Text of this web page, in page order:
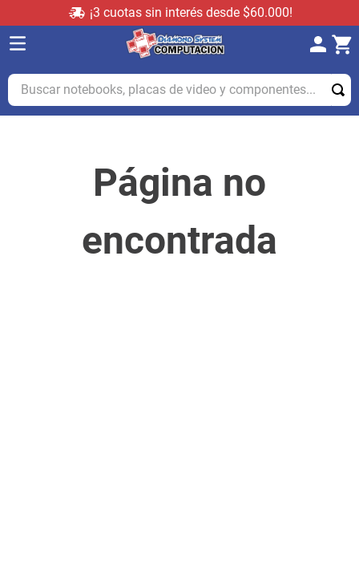
¡3 cuotas sin interés desde $60.000!
Buscar notebooks, placas de video y componentes...
Página no
encontrada